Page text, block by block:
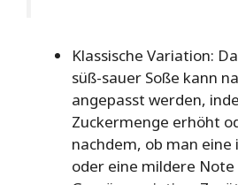
Klassische Variation:
süß-sauer Soße kann
angepasst werden,
Zuckermenge erhöht
nachdem, ob man eine
oder eine mildere